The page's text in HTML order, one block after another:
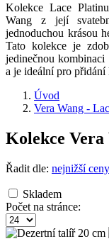
Kolekce Lace
Wang z její
jednoduchou krásou
Tato kolekce je
jedinečnou
a je ideální pro přidání
Úvod
Vera Wang -
Kolekce
Řadit dle: nejnižší ceny
Skladem
Počet na stránce: